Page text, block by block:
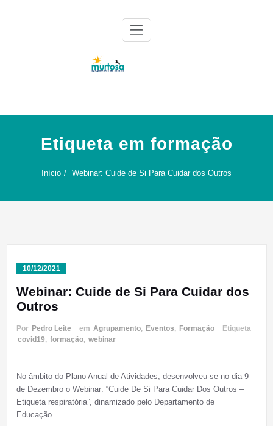
Etiqueta em formação
Início Webinar: Cuide de Si Para Cuidar dos Outros
10/12/2021
Webinar: Cuide de Si Para Cuidar dos
Outros
Por Pedro Leite em Agrupamento, Eventos, Formação
Etiqueta
covid19, formação, webinar
No âmbito do Plano Anual de Atividades, desenvolveu-se no dia 9
de Dezembro o Webinar: “Cuide De Si Para Cuidar Dos Outros –
Etiqueta respiratória”, dinamizado pelo Departamento de
Educação…